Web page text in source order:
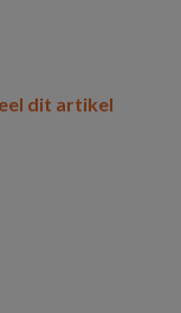
dit artikel